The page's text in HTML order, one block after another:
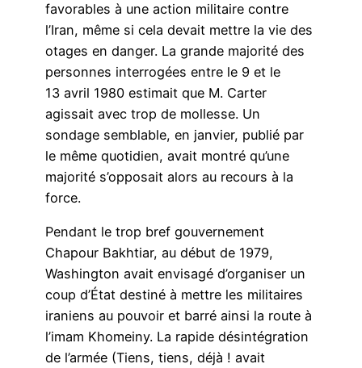
favorables à une action militaire contre
l’Iran, même si cela devait mettre la vie des
otages en danger. La grande majorité des
personnes interrogées entre le 9 et le
13 avril 1980 estimait que M. Carter
agissait avec trop de mollesse. Un
sondage semblable, en janvier, publié par
le même quotidien, avait montré qu’une
majorité s’opposait alors au recours à la
force.
Pendant le trop bref gouvernement
Chapour Bakhtiar, au début de 1979,
Washington avait envisagé d’organiser un
coup d’État destiné à mettre les militaires
iraniens au pouvoir et barré ainsi la route à
l’imam Khomeiny. La rapide désintégration
de l’armée (Tiens, tiens, déjà ! avait